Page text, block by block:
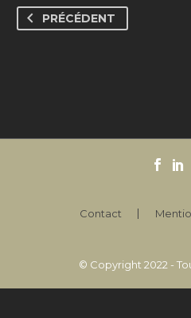
PRÉCÉDENT
Contact
© Copyright 2022 -